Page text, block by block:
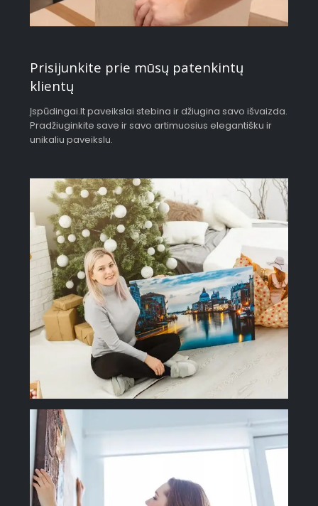
Prisijunkite prie mūsų patenkintų
klientų
Įspūdingai.lt paveikslai stebina ir džiugina savo išvaizda.
Pradžiuginkite save ir savo artimuosius elegantišku ir
unikaliu paveikslu.